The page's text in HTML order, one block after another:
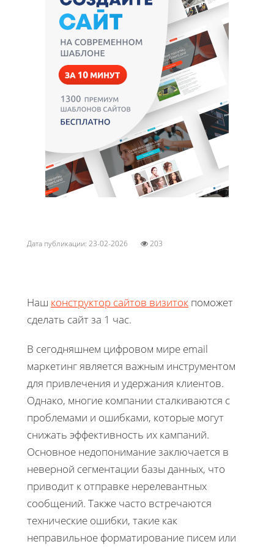
Дата публикации: 23-02-2026 203
Наш конструктор сайтов визиток поможет
сделать сайт за 1 час.
В сегодняшнем цифровом мире email
маркетинг является важным инструментом
для привлечения и удержания клиентов.
Однако, многие компании сталкиваются с
проблемами и ошибками, которые могут
снижать эффективность их кампаний.
Основное недопонимание заключается в
неверной сегментации базы данных, что
приводит к отправке нерелевантных
сообщений. Также часто встречаются
технические ошибки, такие как
неправильное форматирование писем или